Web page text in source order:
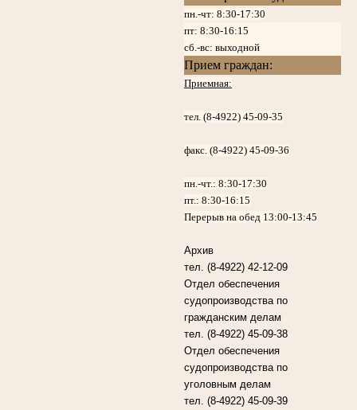
пн.-чт: 8:30-17:30
пт: 8:30-16:15
сб.-вс: выходной
Прием граждан:
Приемная:
тел. (8-4922) 45-09-35
факс. (8-4922) 45-09-36
пн.-чт.:8:30-17:30
пт.:8:30-16:15
Перерыв на обед 13:00-13:45
Архив
тел. (8-4922) 42-12-09
Отдел обеспечения
судопроизводства по
гражданским делам
тел. (8-4922) 45-09-38
Отдел обеспечения
судопроизводства по
уголовным делам
тел. (8-4922) 45-09-39